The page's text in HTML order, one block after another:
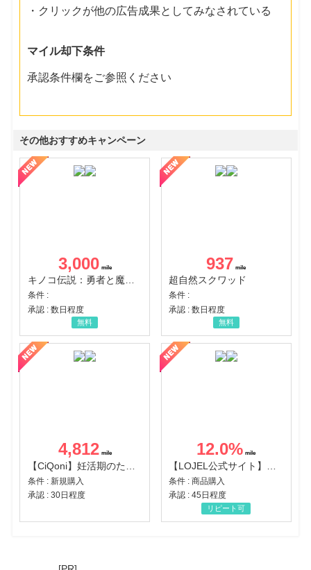
・クリックが他の広告成果としてみなされている
マイル却下条件
承認条件欄をご参照ください
その他おすすめキャンペーン
3,000
キノコ伝説：勇者と魔法のランプ
条件 :
承認 : 数日程度
無料
937
超自然スクワッド
条件 :
承認 : 数日程度
無料
4,812
条件 : 新規購入
承認 : 30日程度
12.0%
条件 : 商品購入
承認 : 45日程度
リピート可